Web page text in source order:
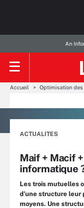
An
Accueil Optimisation des
ACTUALITES
Maif + Macif
informatique
Les trois mutuelles
d'une structure leur
moyens. Une